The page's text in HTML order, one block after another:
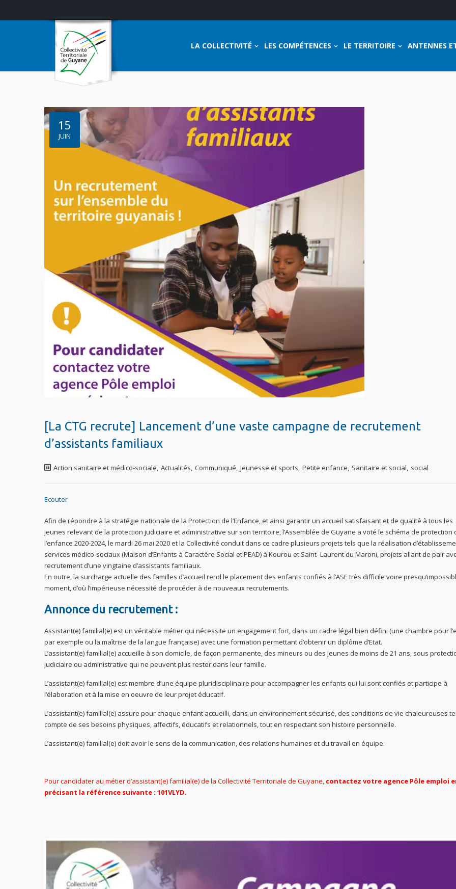
LA COLLECTIVITÉ LES COMPÉTENCES LE TERRITOIRE ANTENNES
15
JUIN
[La CTG recrute] Lancement d’une vaste campagne de recrutement
d’assistants familiaux
Action sanitaire et médico-sociale, Actualités, Communiqué, Jeunesse et sports, Petite enfance, Sanitaire et social, social
Ecouter
Afin de répondre à la stratégie nationale de la Protection de l’Enfance, et ainsi garantir un accueil satisfaisant et de qualité à tous les
jeunes relevant de la protection judiciaire et administrative sur son territoire, l’Assemblée de Guyane a voté le schéma de protection
l’enfance 2020-2024, le mardi 26 mai 2020 et la Collectivité conduit dans ce cadre plusieurs projets tels que la réalisation
services médico-sociaux (Maison d’Enfants à Caractère Social et PEAD) à Kourou et Saint- Laurent du Maroni, projets allant de pair
recrutement d’une vingtaine d’assistants familiaux.
En outre, la surcharge actuelle des familles d’accueil rend le placement des enfants confiés à l’ASE très difficile voire
moment, d’où l’impérieuse nécessité de procéder à de nouveaux recrutements.
Annonce du recrutement :
Assistant(e) familial(e) est un véritable métier qui nécessite un engagement fort, dans un cadre légal bien défini (une chambre pour
par exemple ou la maîtrise de la langue française) avec une formation permettant d’obtenir un diplôme d’Etat.
L’assistant(e) familial(e) accueille à son domicile, de façon permanente, des mineurs ou des jeunes de moins de 21 ans, sous
judiciaire ou administrative qui ne peuvent plus rester dans leur famille.
L’assistant(e) familial(e) est membre d’une équipe pluridisciplinaire pour accompagner les enfants qui lui sont confiés et participe à
l’élaboration et à la mise en oeuvre de leur projet éducatif.
L’assistant(e) familial(e) assure pour chaque enfant accueilli, dans un environnement sécurisé, des conditions de vie chaleureuses
compte de ses besoins physiques, affectifs, éducatifs et relationnels, tout en respectant son histoire personnelle.
L’assistant(e) familial(e) doit avoir le sens de la communication, des relations humaines et du travail en équipe.
Pour candidater au métier d’assistant(e) familial(e) de la Collectivité Territoriale de Guyane, contactez votre agence Pôle emploi
précisant la référence suivante : 101VLYD.